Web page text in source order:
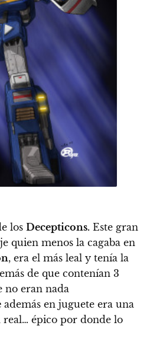
los Decepticons. Este gran
quien menos la cagaba en
, era el más leal y tenía la
de que contenían 3
no eran nada
además en juguete era una
real… épico por donde lo